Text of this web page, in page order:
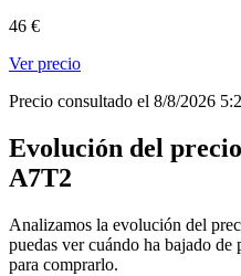
46 €
Ver precio
Precio consultado el 8/8/2026
Evolución del
A7T2
Analizamos la evolución del
puedas ver cuándo ha bajado
para comprarlo.